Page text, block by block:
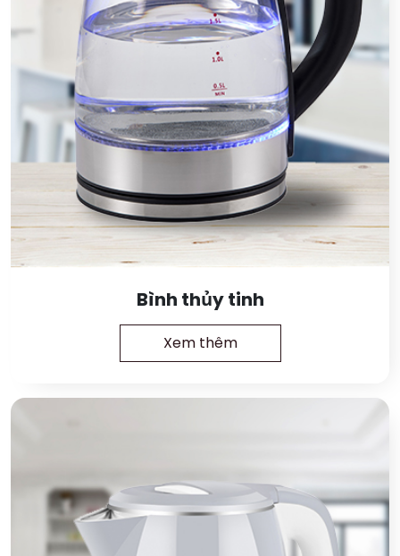
Bình thủy tinh
Xem thêm